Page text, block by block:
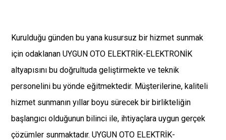
Kurulduğu günden bu yana kusursuz bir hizmet sunmak
için odaklanan UYGUN OTO ELEKTRİK-ELEKTRONİK
altyapısını bu doğrultuda geliştirmekte ve teknik
personelini bu yönde eğitmektedir. Müşterilerine, kaliteli
hizmet sunmanın yıllar boyu sürecek bir birlikteliğin
başlangıcı olduğunun bilinci ile, ihtiyaçlara uygun gerçek
çözümler sunmaktadır. UYGUN OTO ELEKTRİK-